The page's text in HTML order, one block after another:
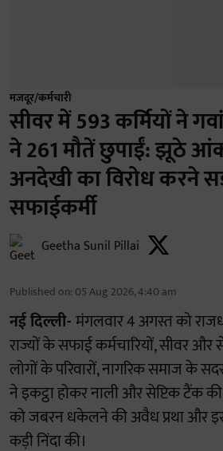
मजदूर/कर्मचारी
सीवर में 593 कर्मियों ने
ने 261 मौतें छुपाईं: झूठे
अनदेखी का विरोध करने
सफाईकर्मी
Geetha Sunil Pillai
Published on: 05 Aug 2026, 4:40 am
नई दिल्ली-मंगलवार 4 अगस्त को
राज्यों के सफाई कर्मचारियों, सीवर और
लोगों के परिवारों, नागरिक समाज के
ने इकट्ठा होकर नाली और सेप्टिक टैंक
को जबरन धकेलने की अवैध प्रथा और
कड़ी निंदा की।